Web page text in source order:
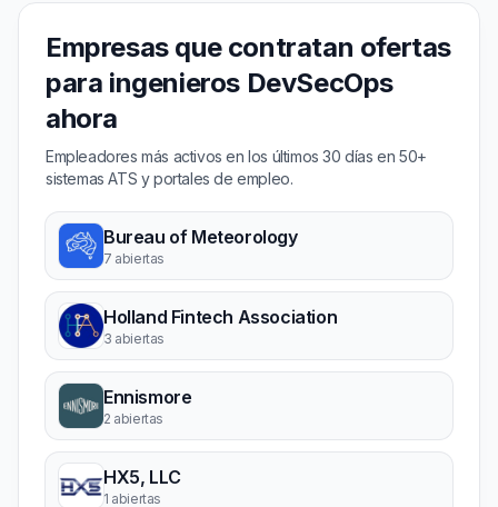
Empresas que contratan ofertas
para ingenieros DevSecOps
ahora
Empleadores más activos en los últimos 30 días en 50+
sistemas ATS y portales de empleo.
Bureau of Meteorology
7 abiertas
Holland Fintech Association
3 abiertas
Ennismore
2 abiertas
HX5, LLC
1 abiertas